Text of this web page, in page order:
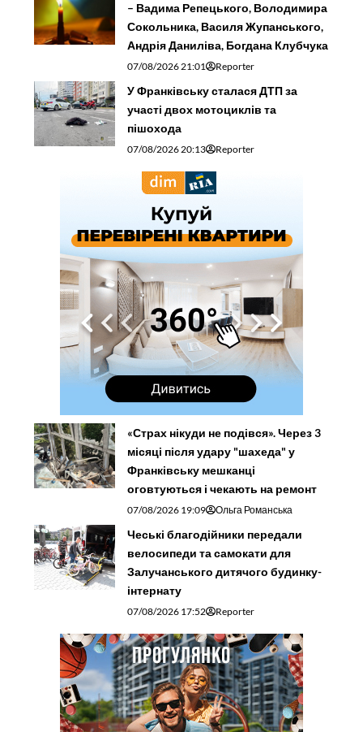
– Вадима Репецького, Володимира
Сокольника, Василя Жупанського,
Андрія Даниліва, Богдана Клубчука
07/08/2026 21:01 Reporter
У Франківську сталася ДТП за
участі двох мотоциклів та
пішохода
07/08/2026 20:13 Reporter
«Страх нікуди не подівся». Через 3
місяці після удару "шахеда" у
Франківську мешканці
оговтуються і чекають на ремонт
07/08/2026 19:09 Ольга Романська
Чеські благодійники передали
велосипеди та самокати для
Залучанського дитячого будинку-
інтернату
07/08/2026 17:52 Reporter